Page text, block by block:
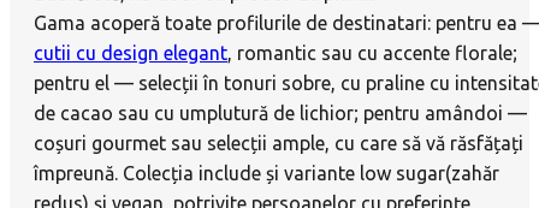
Gama acoperă toate profilurile de destinatari: pentru ea
cutii cu design elegant, romantic sau cu accente florale;
pentru el — selecții în tonuri sobre, cu praline cu
de cacao sau cu umplutură de lichior; pentru amândoi —
coșuri gourmet sau selecții ample, cu care să vă răsfățați
împreună. Colecția include și variante low sugar(zahăr
redus) și vegan, potrivite persoanelor cu preferințe